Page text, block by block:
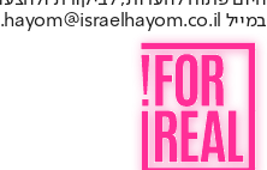
במייל hayom@israelhayom.co.il.